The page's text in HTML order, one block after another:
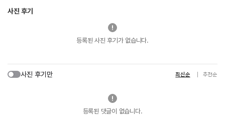
사진 후기
등록된 사진 후기가 없습니다.
사진 후기만 최신순 추천순
등록된 댓글이 없습니다.